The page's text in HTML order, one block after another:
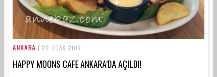
ANKARA | 22 OCAK 2017
HAPPY MOONS CAFE ANKARA’DA AÇILDI!